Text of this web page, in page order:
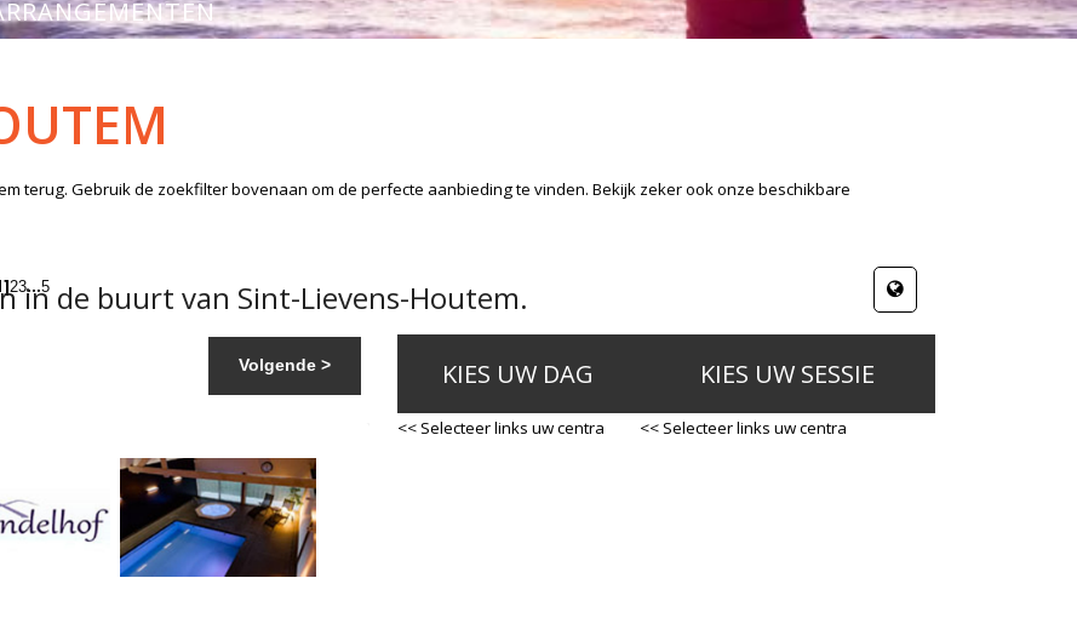
terug. Gebruik de zoekfilter bovenaan om de perfecte aanbieding te vinden. Bekijk zeker ook onze beschikbare
in de buurt van Sint-Lievens-Houtem.
Volgende >
23…5
KIES UW DAG
<< Selecteer links uw centra
KIES UW SESSIE
<< Selecteer links uw centra